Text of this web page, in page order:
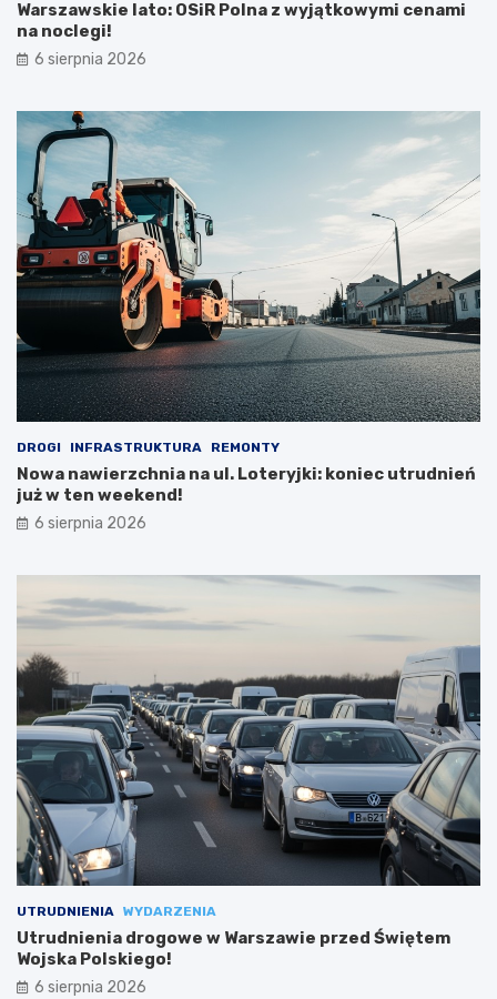
Warszawskie lato: OSiR Polna z wyjątkowymi cenami
na noclegi!
6 sierpnia 2026
DROGI INFRASTRUKTURA REMONTY
Nowa nawierzchnia na ul. Loteryjki: koniec utrudnień
już w ten weekend!
6 sierpnia 2026
UTRUDNIENIA WYDARZENIA
Utrudnienia drogowe w Warszawie przed Świętem
Wojska Polskiego!
6 sierpnia 2026